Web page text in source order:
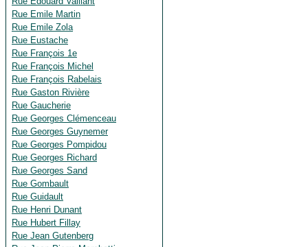
Rue Emile Martin
Rue Emile Zola
Rue Eustache
Rue François 1e
Rue François Michel
Rue François Rabelais
Rue Gaston Rivière
Rue Gaucherie
Rue Georges Clémenceau
Rue Georges Guynemer
Rue Georges Pompidou
Rue Georges Richard
Rue Georges Sand
Rue Gombault
Rue Guidault
Rue Henri Dunant
Rue Hubert Fillay
Rue Jean Gutenberg